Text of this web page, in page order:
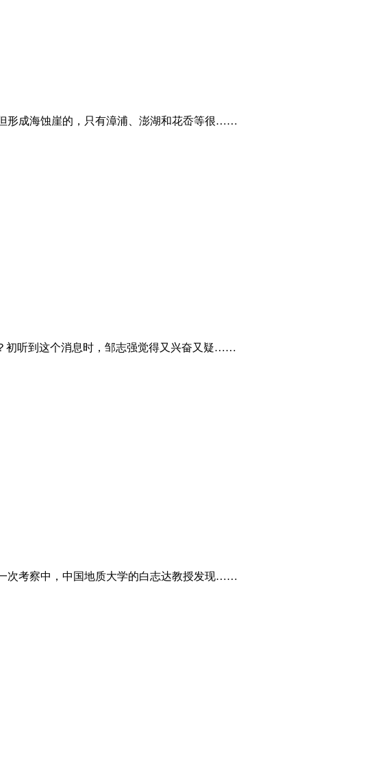
形成海蚀崖的，只有漳浦、澎湖和花岙等很……
初听到这个消息时，邹志强觉得又兴奋又疑……
次考察中，中国地质大学的白志达教授发现……